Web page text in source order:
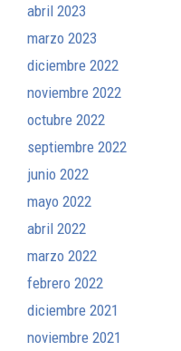
abril 2023
marzo 2023
diciembre 2022
noviembre 2022
octubre 2022
septiembre 2022
junio 2022
mayo 2022
abril 2022
marzo 2022
febrero 2022
diciembre 2021
noviembre 2021